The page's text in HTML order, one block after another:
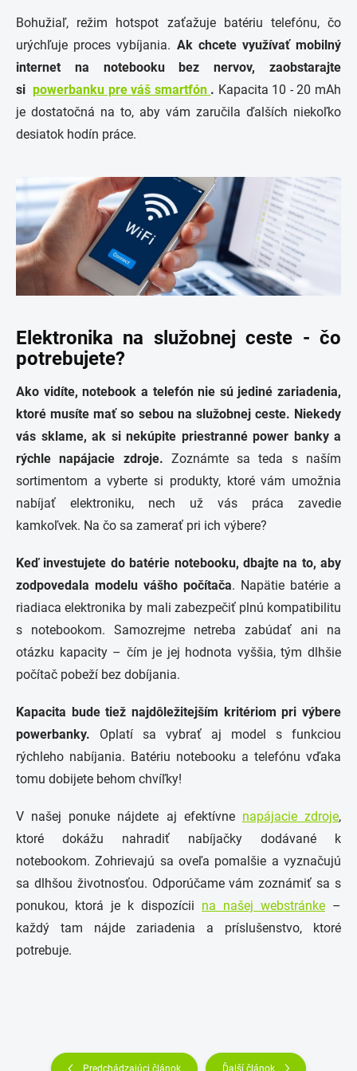
Bohužiaľ, režim hotspot zaťažuje batériu telefónu, čo
urýchľuje proces vybíjania. Ak chcete využívať mobilný
internet na notebooku bez nervov, zaobstarajte
sipowerbanku pre váš smartfón . Kapacita 10 - 20 mAh
je dostatočná na to, aby vám zaručila ďalších niekoľko
desiatok hodín práce.
Elektronika na služobnej ceste - čo
potrebujete?
Ako vidíte, notebook a telefón nie sú jediné zariadenia,
ktoré musíte mať so sebou na služobnej ceste. Niekedy
vás sklame, ak si nekúpite priestranné power banky a
rýchle napájacie zdroje. Zoznámte sa teda s naším
sortimentom a vyberte si produkty, ktoré vám umožnia
nabíjať elektroniku, nech už vás práca zavedie
kamkoľvek. Na čo sa zamerať pri ich výbere?
Keď investujete do batérie notebooku, dbajte na to, aby
zodpovedala modelu vášho počítača. Napätie batérie a
riadiaca elektronika by mali zabezpečiť plnú kompatibilitu
s notebookom. Samozrejme netreba zabúdať ani na
otázku kapacity – čím je jej hodnota vyššia, tým dlhšie
počítač pobeží bez dobíjania.
Kapacita bude tiež najdôležitejším kritériom pri výbere
powerbanky. Oplatí sa vybrať aj model s funkciou
rýchleho nabíjania. Batériu notebooku a telefónu vďaka
tomu dobijete behom chvíľky!
V našej ponuke nájdete aj efektívne napájacie zdroje,
ktoré dokážu nahradiť nabíjačky dodávané k
notebookom. Zohrievajú sa oveľa pomalšie a vyznačujú
sa dlhšou životnosťou. Odporúčame vám zoznámiť sa s
ponukou, ktorá je k dispozícii na našej webstránke –
každý tam nájde zariadenia a príslušenstvo, ktoré
potrebuje.
Predchádzajúci článok Ďalší článok